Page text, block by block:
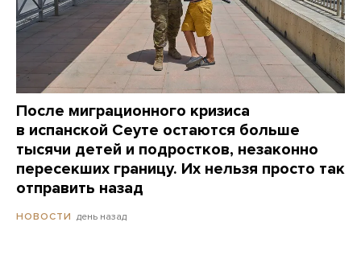
После миграционного кризиса
в испанской Сеуте остаются больше
тысячи детей и подростков, незаконно
пересекших границу. Их нельзя просто так
отправить назад
НОВОСТИ день назад